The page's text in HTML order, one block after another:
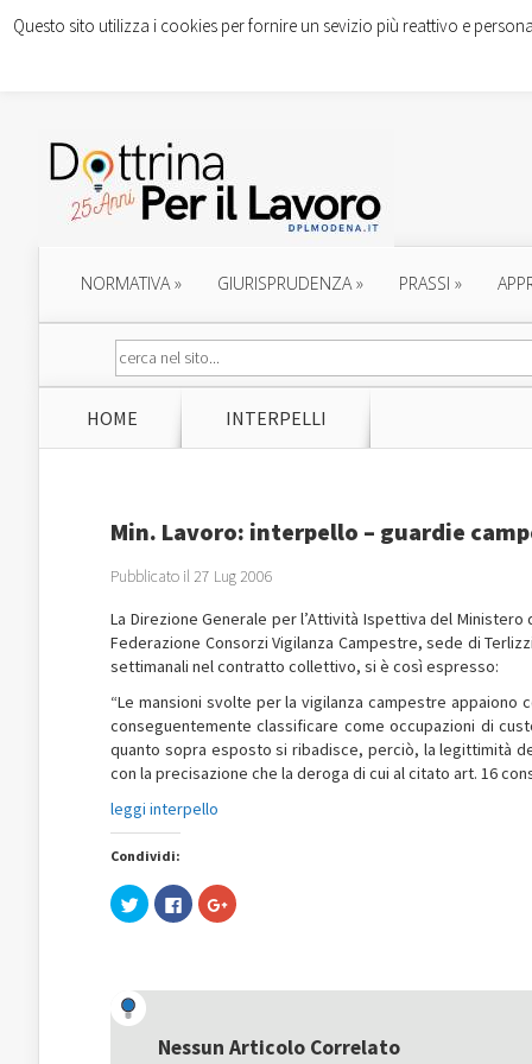
NORMATIVA» GIURISPRUDENZA» PRASSI »
HOME INTERPELLI
Min. Lavoro: interpello – guardie
Pubblicato il 27 Lug 2006
La Direzione Generale per l’Attività Ispettiva del
Federazione Consorzi Vigilanza Campestre, sede di
settimanali nel contratto collettivo, si è così espresso:
“Le mansioni svolte per la vigilanza campestre
conseguentemente classificare come occupazioni di
quanto sopra esposto si ribadisce, perciò, la legittimità
con la precisazione che la deroga di cui al citato art. 16
leggi interpello
Condividi:
Fai
clic
(Si
apre
una
nuova
Fai
clic
nuova
finestra)
Fai
clic
una
nuova
Nessun Articolo Correlato
Questo sito utilizza i cookies per fornire un sevizio più reattivo e